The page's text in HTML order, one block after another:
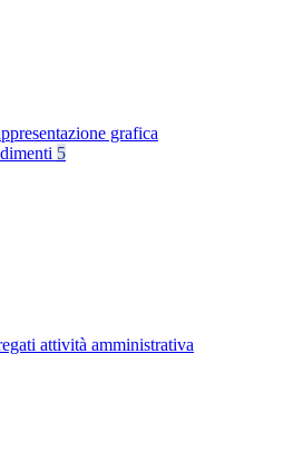
grafica
5
attività amministrativa